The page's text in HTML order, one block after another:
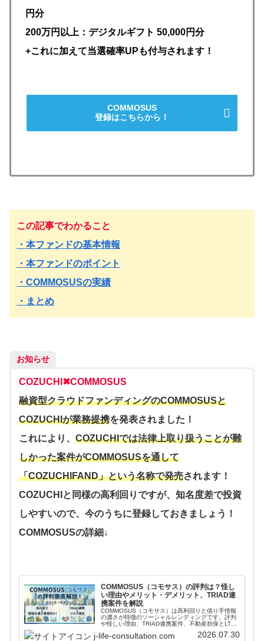
円分
200万円以上：デジタルギフト 50,000円分
+これに加えて当選確率UPも付与されます！
COMMOSUS
登録はこちらから！
この記事でわかること
・本ファンドの基本情報
・本ファンドのポイント
・COMMOSUSの実績
・まとめ
お知らせ
COZUCHI✖︎COMMOSUS
融資型クラウドファンディングのCOMMOSUSと
COZUCHIが業務提携を発表されました！
これにより、 COZUCHIでは法律上取り扱うことが難
しかった案件がCOMMOSUSを通して
「COZUCHIFAND」という名称で発売されます！
COZUCHIと同様の高利回りですが、知名度差で投資
しやすいので、今のうちに登録しておきましょう！
COMMOSUSの詳細↓
COMMOSUS（コモサス）の評判は？怪し
い理由やメリット・デメリット、TRIAD連
携案件を解説
COMMOSUS（コモサス）は高利回りと借り手情報
の濃さが特徴のソーシャルレンディングです。評判
や怪しい理由、TRIAD連携案件、不動産担保とLTV
解説します。
j-life-consultation.com 2026.07.30